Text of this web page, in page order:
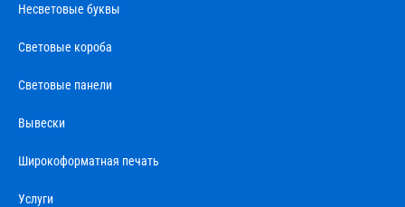
Несветовые буквы
Световые короба
Световые панели
Вывески
Широкоформатная печать
Услуги